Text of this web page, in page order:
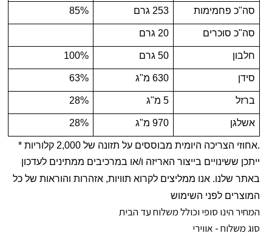
סה"כ פחמימות
253 גרם 85%
סה"כ סוכרים 20 גרם
חלבון 50 גרם 100%
סידן 630 מ"ג 63%
ברזל 5 מ"ג 28%
אשלגן 970 מ"ג 28%
.אחוזי הצריכה היומית מבוססים על תזונה של 2,000 קלוריות *
ייתכן ששינויים בייצור האריזה ו/או במרכיבים ממתינים לעדכון
באתר שלנו. אנו ממליצים לקרוא תוויות, אזהרות והוראות של כל
המוצרים לפני השימוש
המחיר הינו סופי וכולל משלוח עד הבית
סוג משלוח - אווירי